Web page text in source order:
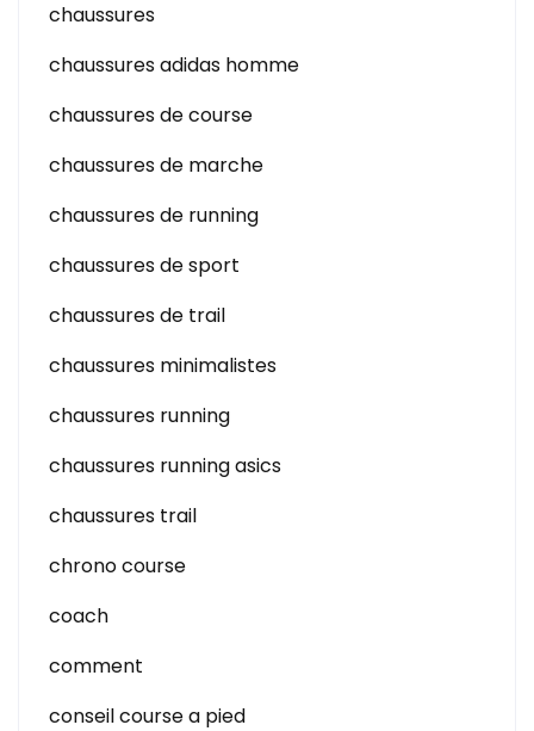
chaussures
chaussures adidas homme
chaussures de course
chaussures de marche
chaussures de running
chaussures de sport
chaussures de trail
chaussures minimalistes
chaussures running
chaussures running asics
chaussures trail
chrono course
coach
comment
conseil course a pied